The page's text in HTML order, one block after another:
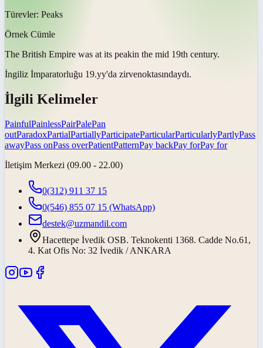
Türevler: Peaks
Örnek Cümle
The British Empire was at its peakin the mid 19th century.
İngiliz İmparatorluğu 19.yy'da zirvenoktasındaydı.
İlgili Kelimeler
PainfulPainlessPairPalePan
outParadoxPartialPartiallyParticipateParticularParticularlyPartlyPass
awayPass onPass overPatientPatternPay backPay forPay for
İletişim Merkezi (09.00 - 22.00)
0(312) 911 37 15
0(546) 855 07 15 (WhatsApp)
destek@uzmandil.com
Hacettepe İvedik OSB. Teknokenti 1368. Cadde No.61,
4. Kat Ofis No: 32 İvedik / ANKARA